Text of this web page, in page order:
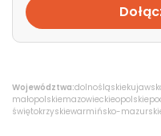
Województwa:dolnośląskie
małopolskiemazowieckieopolskie
świętokrzyskiewarmińsko-